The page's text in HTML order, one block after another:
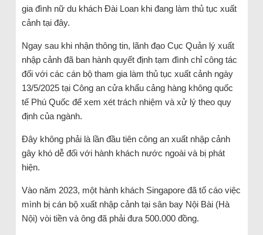
gia đình nữ du khách Đài Loan khi đang làm thủ tục xuất
cảnh tại đây.
Ngay sau khi nhận thông tin, lãnh đạo Cục Quản lý xuất
nhập cảnh đã ban hành quyết định tạm đình chỉ công tác
đối với các cán bộ tham gia làm thủ tục xuất cảnh ngày
13/5/2025 tại Công an cửa khẩu cảng hàng không quốc
tế Phú Quốc để xem xét trách nhiệm và xử lý theo quy
định của ngành.
Đây không phải là lần đầu tiên công an xuất nhập cảnh
gây khó dễ đối với hành khách nước ngoài và bị phát
hiện.
Vào năm 2023, một hành khách Singapore đã tố cáo việc
mình bị cán bộ xuất nhập cảnh tại sân bay Nội Bài (Hà
Nội) vòi tiền và ông đã phải đưa 500.000 đồng.